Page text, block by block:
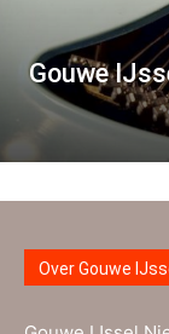
Gouwe
Over Gouwe